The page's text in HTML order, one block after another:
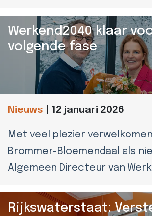
Werkend2040 klaar
volgende fase
Nieuws 12 januari 2026
Met veel plezier verwelkomen
Brommer-Bloemendaal als
Algemeen Directeur van
Rijkswaterstaat: